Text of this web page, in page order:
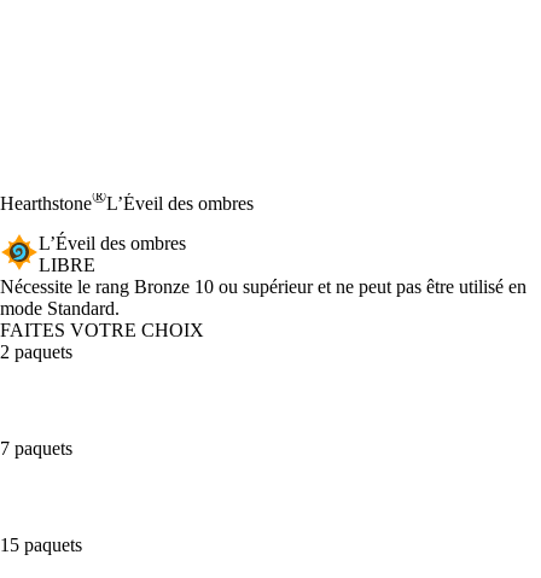
Hearthstone®L’Éveil des ombres
L’Éveil des ombres
LIBRE
Product Notification
Nécessite le rang Bronze 10 ou supérieur et ne peut pas être utilisé en
mode Standard.
FAITES VOTRE CHOIX
2 paquets
7 paquets
15 paquets